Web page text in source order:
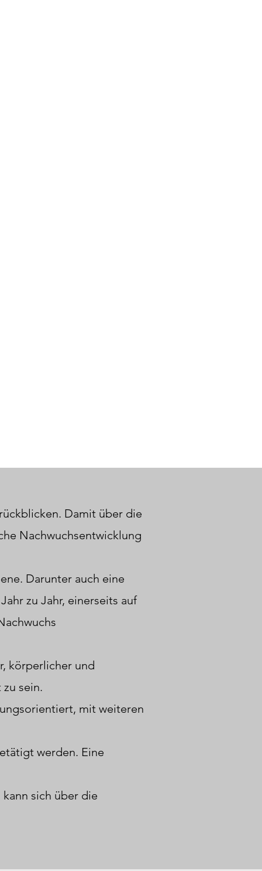
Damit über die
Nachwuchsentwicklung
Darunter auch eine
zu Jahr, einerseits auf
körperlicher und
sein.
mit weiteren
werden. Eine
sich über die